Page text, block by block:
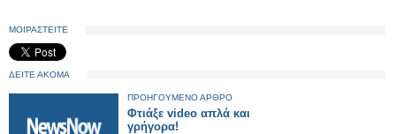
ΜΟΙΡΑΣΤΕΙΤΕ
ΔΕΙΤΕ ΑΚΟΜΑ
ΠΡΟΗΓΟΥΜΕΝΟ ΑΡΘΡΟ
Φτιάξε video απλά και
γρήγορα!